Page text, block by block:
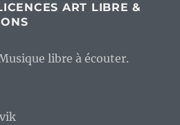
ART LIBRE &
libre à écouter.